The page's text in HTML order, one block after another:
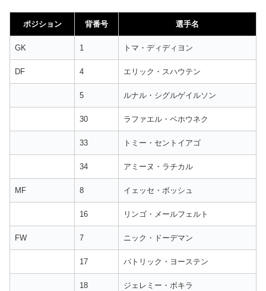
ポジション 背番号 選手名
GK 1 トマ・ディディヨン
DF 4 エリック・スハウテン
5 ルナル・シグルゲイルソン
30 ラファエル・ベホウネク
33 トミー・セントイアゴ
34 アミーヌ・ラチカル
MF 8 イェッセ・ボッシュ
16 リンゴ・メールフェルト
FW 7 ニック・ドーデマン
17 パトリック・ヨーステン
18 ジェレミー・ボキラ